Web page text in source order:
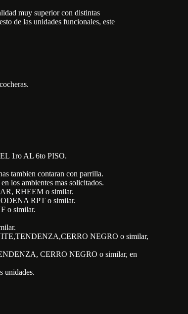
muy superior con distintas
de las unidades funcionales, este
1ro AL 6to PISO.
tambien contaran con parrilla.
los ambientes mas solicitados.
RHEEM o similar.
RPT o similar.
o similar.
NEGRO o similar,
CERRO NEGRO o similar, en
unidades.